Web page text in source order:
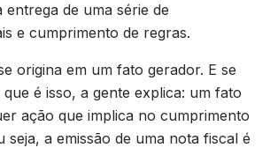
de uma série de
e cumprimento de regras.
origina em um fato gerador. E se
é isso, a gente explica: um fato
ação que implica no cumprimento
seja, a emissão de uma nota fiscal é